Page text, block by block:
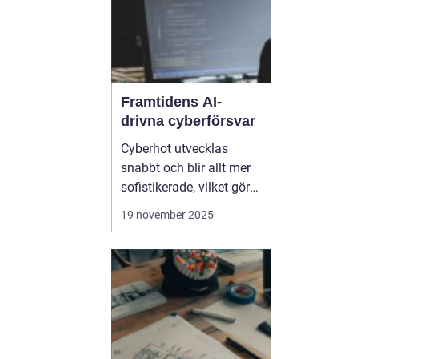
Framtidens AI-
drivna cyberförsvar
Cyberhot utvecklas
snabbt och blir allt mer
sofistikerade, vilket gör
traditionella
cybersäkerhet kräver
proaktiva och
intelligenta system som
kan identifiera, analysera
och n...
19 november 2025